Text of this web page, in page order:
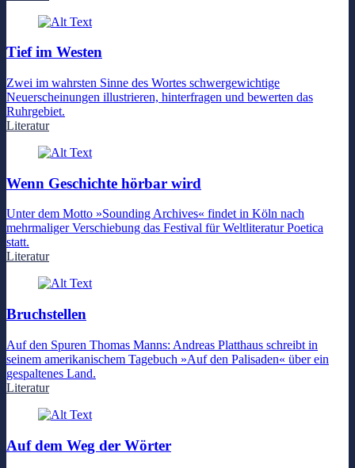
Tief im Westen
Zwei im wahrsten Sinne des Wortes schwergewichtige
Neuerscheinungen illustrieren, hinterfragen und bewerten das
Ruhrgebiet.
Literatur
Wenn Geschichte hörbar wird
Unter dem Motto »Sounding Archives« findet in Köln nach
mehrmaliger Verschiebung das Festival für Weltliteratur Poetica
statt.
Literatur
Bruchstellen
Auf den Spuren Thomas Manns: Andreas Platthaus schreibt in
seinem amerikanischem Tagebuch »Auf den Palisaden« über ein
gespaltenes Land.
Literatur
Auf dem Weg der Wörter